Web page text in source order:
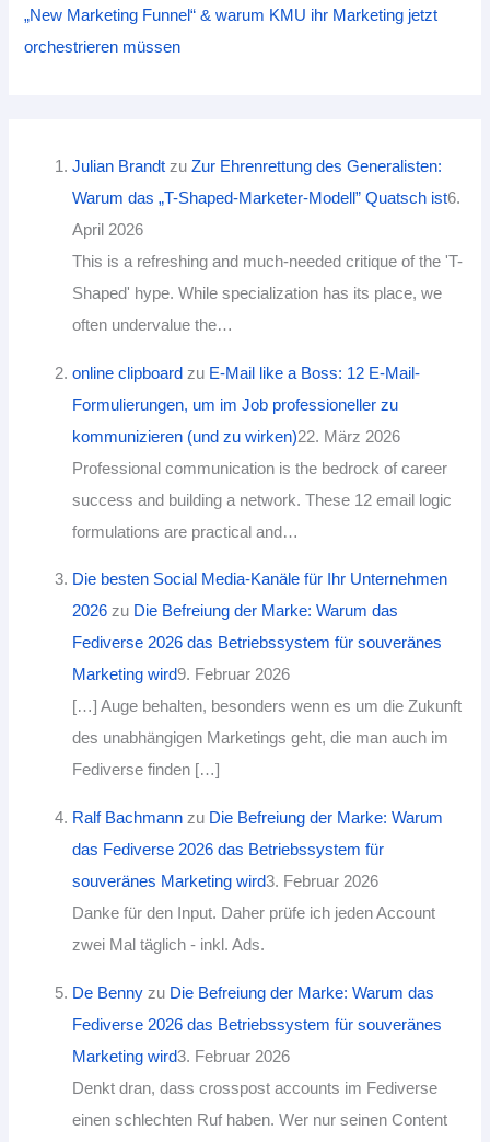
„New Marketing Funnel“ & warum KMU ihr Marketing jetzt
orchestrieren müssen
Julian Brandt zuZur Ehrenrettung des Generalisten:
Warum das „T-Shaped-Marketer-Modell” Quatsch ist6.
April 2026
This is a refreshing and much-needed critique of the 'T-
Shaped' hype. While specialization has its place, we
often undervalue the…
online clipboard‌‌ ​ ​​‍ zu E-Mail like a Boss: 12 E-Mail-
Formulierungen, um im Job professioneller zu
kommunizieren (und zu wirken)22. März 2026
Professional communication is the bedrock of career
success and building a network. These 12 email logic
formulations are practical and…
Die besten Social Media-Kanäle für Ihr Unternehmen
2026 zu Die Befreiung der Marke: Warum das
Fediverse 2026 das Betriebssystem für souveränes
Marketing wird9. Februar 2026
[…] Auge behalten, besonders wenn es um die Zukunft
des unabhängigen Marketings geht, die man auch im
Fediverse finden […]
Ralf Bachmann zu Die Befreiung der Marke: Warum
das Fediverse 2026 das Betriebssystem für
souveränes Marketing wird3. Februar 2026
Danke für den Input. Daher prüfe ich jeden Account
zwei Mal täglich - inkl. Ads.
De Benny zu Die Befreiung der Marke: Warum das
Fediverse 2026 das Betriebssystem für souveränes
Marketing wird3. Februar 2026
Denkt dran, dass crosspost accounts im Fediverse
einen schlechten Ruf haben. Wer nur seinen Content